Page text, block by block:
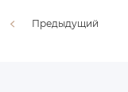
Предыдущий